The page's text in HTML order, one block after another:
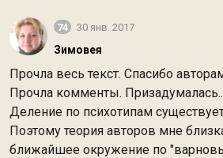
74 30 янв. 2017
Зимовея
Прочла весь текст. Спасибо
Прочла комменты.
Деление по психотипам
Поэтому теория авторов мне
ближайшее окружение по